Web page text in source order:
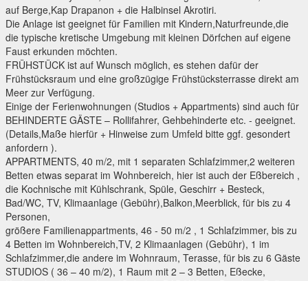
auf Berge,Kap Drapanon + die Halbinsel Akrotiri.
Die Anlage ist geeignet für Familien mit Kindern,Naturfreunde,die
die typische kretische Umgebung mit kleinen Dörfchen auf eigene
Faust erkunden möchten.
FRÜHSTÜCK ist auf Wunsch möglich, es stehen dafür der
Frühstücksraum und eine großzügige Frühstücksterrasse direkt am
Meer zur Verfügung.
Einige der Ferienwohnungen (Studios + Appartments) sind auch für
BEHINDERTE GÄSTE – Rollifahrer, Gehbehinderte etc. - geeignet.
(Details,Maße hierfür + Hinweise zum Umfeld bitte ggf. gesondert
anfordern ).
APPARTMENTS, 40 m/2, mit 1 separaten Schlafzimmer,2 weiteren
Betten etwas separat im Wohnbereich, hier ist auch der Eßbereich ,
die Kochnische mit Kühlschrank, Spüle, Geschirr + Besteck,
Bad/WC, TV, Klimaanlage (Gebühr),Balkon,Meerblick, für bis zu 4
Personen,
größere Familienappartments, 46 - 50 m/2 , 1 Schlafzimmer, bis zu
4 Betten im Wohnbereich,TV, 2 Klimaanlagen (Gebühr), 1 im
Schlafzimmer,die andere im Wohnraum, Terasse, für bis zu 6 Gäste
STUDIOS ( 36 – 40 m/2), 1 Raum mit 2 – 3 Betten, Eßecke,